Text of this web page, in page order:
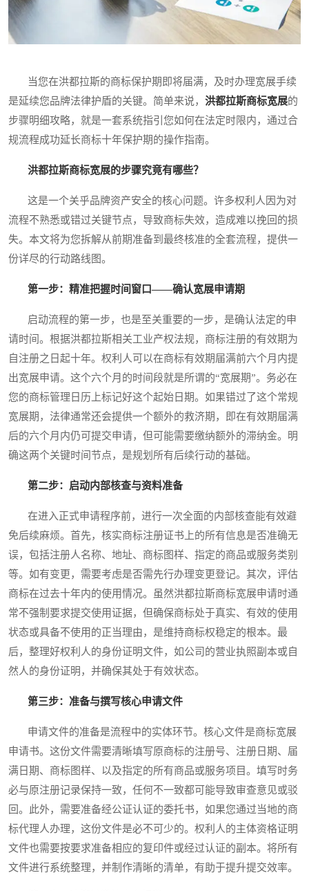
当您在洪都拉斯的商标保护期即将届满，及时办理宽展手续
是延续您品牌法律护盾的关键。简单来说， 洪都拉斯商标宽展的
步骤明细攻略，就是一套系统指引您如何在法定时限内，通过合
规流程成功延长商标十年保护期的操作指南。
洪都拉斯商标宽展的步骤究竟有哪些？
这是一个关乎品牌资产安全的核心问题。许多权利人因为对
流程不熟悉或错过关键节点，导致商标失效，造成难以挽回的损
失。本文将为您拆解从前期准备到最终核准的全套流程，提供一
份详尽的行动路线图。
第一步：精准把握时间窗口——确认宽展申请期
启动流程的第一步，也是至关重要的一步，是确认法定的申
请时间。根据洪都拉斯相关工业产权法规，商标注册的有效期为
自注册之日起十年。权利人可以在商标有效期届满前六个月内提
出宽展申请。这个六个月的时间段就是所谓的“宽展期”。务必在
您的商标管理日历上标记好这个起始日期。如果错过了这个常规
宽展期，法律通常还会提供一个额外的救济期，即在有效期届满
后的六个月内仍可提交申请，但可能需要缴纳额外的滞纳金。明
确这两个关键时间节点，是规划所有后续行动的基础。
第二步：启动内部核查与资料准备
在进入正式申请程序前，进行一次全面的内部核查能有效避
免后续麻烦。首先，核实商标注册证书上的所有信息是否准确无
误，包括注册人名称、地址、商标图样、指定的商品或服务类别
等。如有变更，需要考虑是否需先行办理变更登记。其次，评估
商标在过去十年内的使用情况。虽然洪都拉斯商标宽展申请时通
常不强制要求提交使用证据，但确保商标处于真实、有效的使用
状态或具备不使用的正当理由，是维持商标权稳定的根本。最
后，整理好权利人的身份证明文件，如公司的营业执照副本或自
然人的身份证明，并确保其处于有效状态。
第三步：准备与撰写核心申请文件
申请文件的准备是流程中的实体环节。核心文件是商标宽展
申请书。这份文件需要清晰填写原商标的注册号、注册日期、届
满日期、商标图样、以及指定的所有商品或服务项目。填写时务
必与原注册记录保持一致，任何不一致都可能导致审查意见或驳
回。此外，需要准备经公证认证的委托书，如果您通过当地的商
标代理人办理，这份文件是必不可少的。权利人的主体资格证明
文件也需要按要求准备相应的复印件或经过认证的副本。将所有
文件进行系统整理，并制作清晰的清单，有助于提升提交效率。